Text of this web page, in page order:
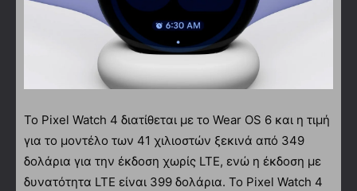
Το Pixel Watch 4 διατίθεται με το Wear OS 6 και η τιμή
για το μοντέλο των 41 χιλιοστών ξεκινά από 349
δολάρια για την έκδοση χωρίς LTE, ενώ η έκδοση με
δυνατότητα LTE είναι 399 δολάρια. Το Pixel Watch 4